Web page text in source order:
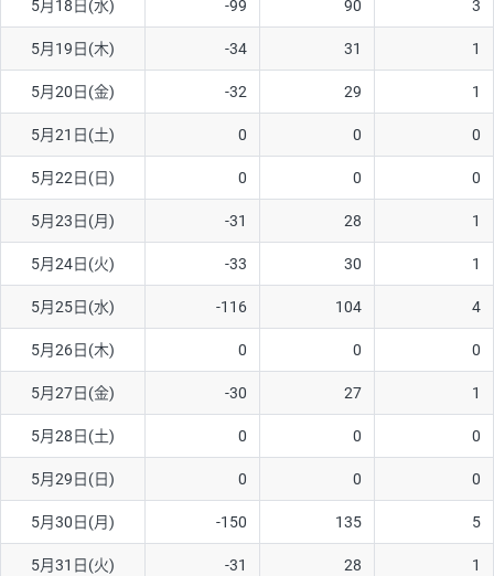
5月18日(水) -99 90 3
5月19日(木) -34 31 1
5月20日(金) -32 29 1
5月21日(土) 0 0 0
5月22日(日) 0 0 0
5月23日(月) -31 28 1
5月24日(火) -33 30 1
5月25日(水) -116 104 4
5月26日(木) 0 0 0
5月27日(金) -30 27 1
5月28日(土) 0 0 0
5月29日(日) 0 0 0
5月30日(月) -150 135 5
5月31日(火) -31 28 1